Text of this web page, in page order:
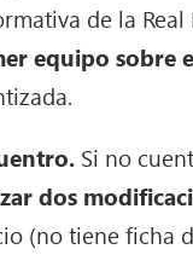
de la
equipo sobre
Si no
dos
(no tiene ficha